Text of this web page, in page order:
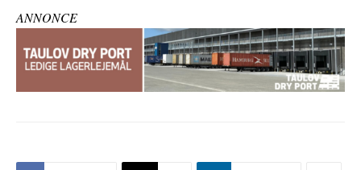
ANNONCE